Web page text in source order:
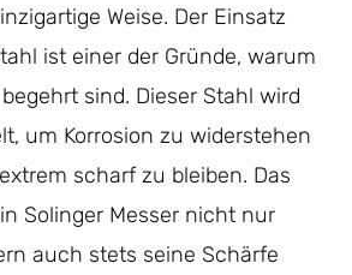
Weise. Der Einsatz
ist einer der Gründe, warum
sind. Dieser Stahl wird
um Korrosion zu widerstehen
scharf zu bleiben. Das
Solinger Messer nicht nur
auch stets seine Schärfe